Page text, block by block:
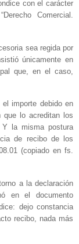
con el carácter
Comercial.
sea regida por
únicamente en
que, en el caso,
importe debido en
que lo acreditan los
la misma postura
de recibo de los
(copiado en fs.
a la declaración
en el documento
dejo constancia
recibo, nada más